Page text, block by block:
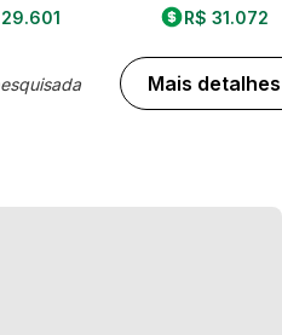
R$ 31.072
Mais detalhes